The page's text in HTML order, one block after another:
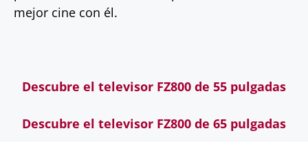
mejor cine con él.
Descubre el televisor FZ800 de 55 pulgadas
Descubre el televisor FZ800 de 65 pulgadas